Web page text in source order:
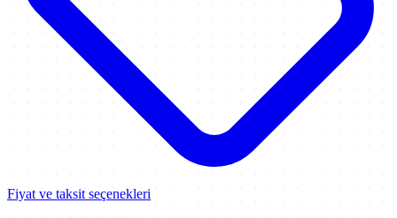
Fiyat ve taksit seçenekleri